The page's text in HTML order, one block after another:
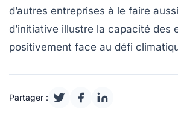
d’autres entreprises à le faire
d’initiative illustre la capacité des
positivement face au défi
Partager :